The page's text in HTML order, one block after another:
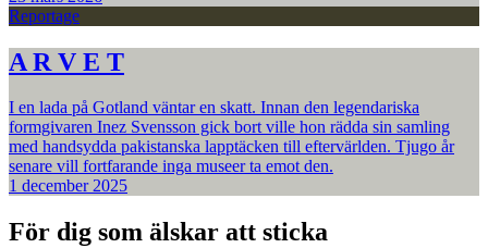
Reportage
A R V E T
I en lada på Gotland väntar en skatt. Innan den legendariska
formgivaren Inez Svensson gick bort ville hon rädda sin samling
med handsydda pakistanska lapptäcken till eftervärlden. Tjugo år
senare vill fortfarande inga museer ta emot den.
1 december 2025
För dig som älskar att sticka